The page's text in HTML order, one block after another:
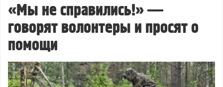
«Мы не справились!» —
говорят волонтеры и просят о
помощи